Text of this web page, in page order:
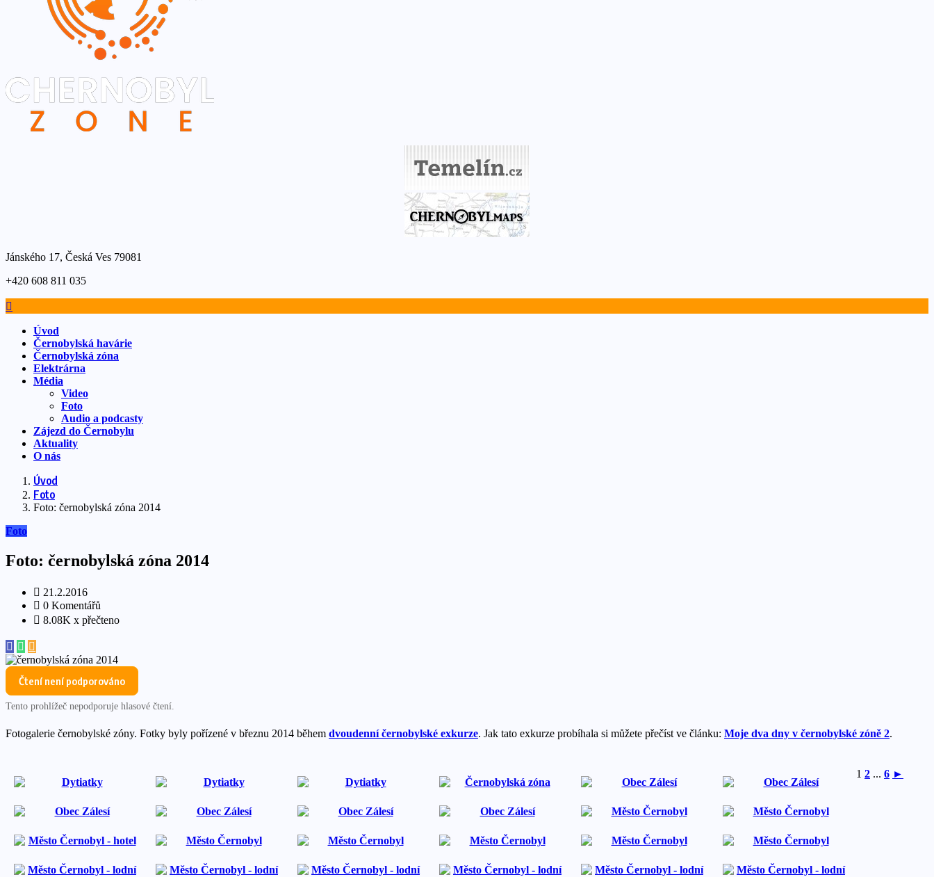
Jánského 17, Česká Ves 79081
+420 608 811 035
Úvod
Černobylská havárie
Černobylská zóna
Elektrárna
Média
Video
Foto
Audio a podcasty
Zájezd do Černobylu
Aktuality
O nás
Úvod
Foto
Foto: černobylská zóna 2014
Foto
Foto: černobylská zóna 2014
21.2.2016
0 Komentářů
8.08K x přečteno
Čtení není podporováno
Tento prohlížeč nepodporuje hlasové čtení.
Fotogalerie černobylské zóny. Fotky byly pořízené v březnu 2014 během dvoudenní černobylské exkurze. Jak tato exkurze probíhala si můžete přečíst ve článku: Moje dva dny v černobylské zóně 2.
1 2 ... 6 ►